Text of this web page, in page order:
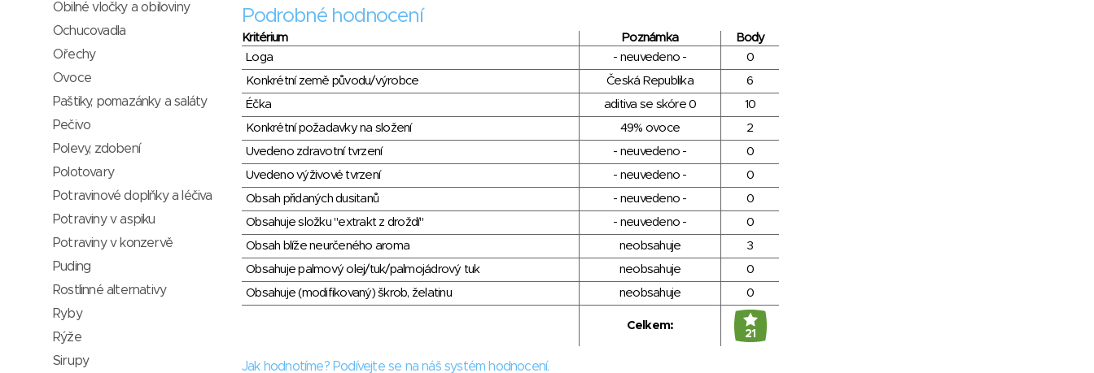
Podrobné hodnocení
Kritérium Poznámka
Body
Loga
- neuvedeno -
0
Konkrétní země původu/výrobce
Česká Republika
6
Éčka
aditiva se skóre 0
10
Konkrétní požadavky na složení
49% ovoce
2
Uvedeno zdravotní tvrzení
- neuvedeno -
0
Uvedeno výživové tvrzení
- neuvedeno -
0
Obsah přidaných dusitanů
- neuvedeno -
0
Obsahuje složku "extrakt z droždí"
- neuvedeno -
0
Obsah blíže neurčeného aroma
neobsahuje
3
Obsahuje palmový olej/tuk/palmojádrový tuk
neobsahuje
0
Obsahuje (modifikovaný) škrob, želatinu
neobsahuje 0
Celkem:
21
Jak hodnotíme? Podívejte se na náš systém hodnocení.
Obilné vločky a obiloviny
Ochucovadla
Ořechy
Ovoce
Paštiky, pomazánky a saláty
Pečivo
Polevy, zdobení
Polotovary
Potravinové doplňky a léčiva
Potraviny v aspiku
Potraviny v konzervě
Puding
Rostlinné alternativy
Ryby
Rýže
Sirupy